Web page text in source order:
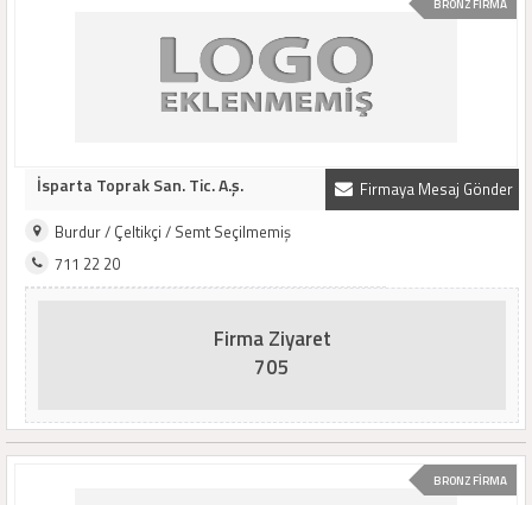
BRONZ FİRMA
Firmaya Mesaj Gönder
İsparta Toprak San. Tic. A.ş.
Burdur / Çeltikçi / Semt Seçilmemiş
711 22 20
Firma Ziyaret
705
BRONZ FİRMA